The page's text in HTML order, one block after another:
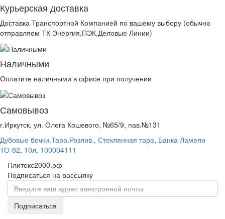
Курьерская доставка
Доставка Транспортной Компанией по вашему выбору (обычно
отправляем ТК Энергия,ПЭК,Деловые Линии)
Наличными
Оплатите наличными в офисе при получении
Самовывоз
г.Иркутск, ул. Олега Кошевого, №65/9, пав.№131
Дубовые бочки.Тара.Розлив., Стеклянная тара, Банка Ламели
ТО-82, 10л, 100004111
Плитекс2000.рф
Подписаться на рассылку
Подписаться